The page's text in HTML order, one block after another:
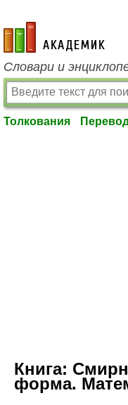
academic.ru
Словари и
Толкования
Книга:
форма.